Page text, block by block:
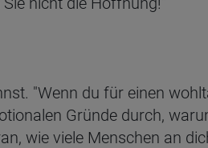
"Wenn du für einen
Gründe durch,
wie viele Menschen an